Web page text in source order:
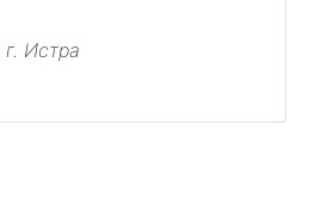
г. Истра